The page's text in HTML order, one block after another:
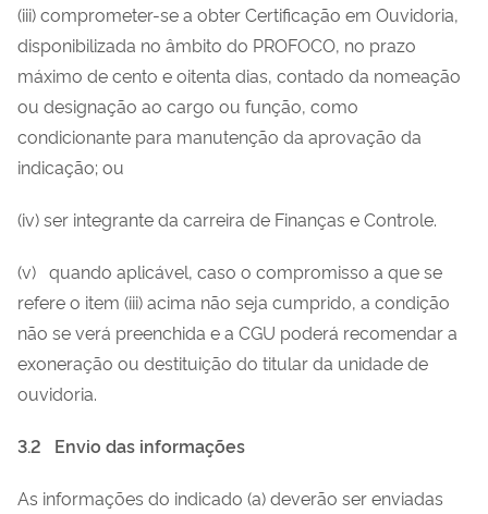
(iii) comprometer-se a obter Certificação em Ouvidoria,
disponibilizada no âmbito do PROFOCO, no prazo
máximo de cento e oitenta dias, contado da nomeação
ou designação ao cargo ou função, como
condicionante para manutenção da aprovação da
indicação; ou
(iv) ser integrante da carreira de Finanças e Controle.
(v) quando aplicável, caso o compromisso a que se
refere o item (iii) acima não seja cumprido, a condição
não se verá preenchida e a CGU poderá recomendar a
exoneração ou destituição do titular da unidade de
ouvidoria.
3.2 Envio das informações
As informações do indicado (a) deverão ser enviadas